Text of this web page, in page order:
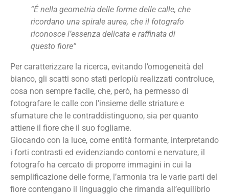
“É nella geometria delle forme delle calle, che
ricordano una spirale aurea, che il fotografo
riconosce l’essenza delicata e raffinata di
questo fiore”
Per caratterizzare la ricerca, evitando l’omogeneità del
bianco, gli scatti sono stati perlopiù realizzati controluce,
cosa non sempre facile, che, però, ha permesso di
fotografare le calle con l’insieme delle striature e
sfumature che le contraddistinguono, sia per quanto
attiene il fiore che il suo fogliame.
Giocando con la luce, come entità formante, interpretando
i forti contrasti ed evidenziando contorni e nervature, il
fotografo ha cercato di proporre immagini in cui la
semplificazione delle forme, l’armonia tra le varie parti del
fiore contengano il linguaggio che rimanda all’equilibrio